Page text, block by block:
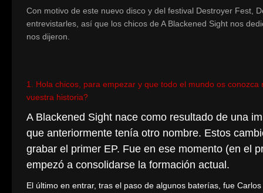
Con motivo de este nuevo disco y del festival Destroyer Fest,
entrevistarles, así que los chicos de A Blackened Sight nos
nos dijeron.
1. Hola chicos, para empezar y que todo el mundo os
vuestra historia?
A Blackened Sight nace como resultado de una
que anteriormente tenía otro nombre. Estos
grabar el primer EP. Fue en ese momento (en el
empezó a consolidarse la formación actual.
El último en entrar, tras el paso de algunos baterías, fue